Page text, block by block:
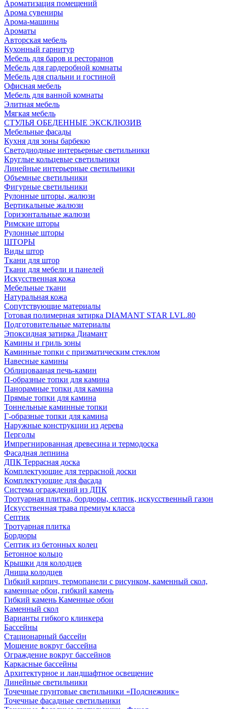
Ароматизация помещений
Арома сувениры
Арома-машины
Ароматы
Авторская мебель
Кухонный гарнитур
Мебель для баров и ресторанов
Мебель для гардеробной комнаты
Мебель для спальни и гостиной
Офисная мебель
Мебель для ванной комнаты
Элитная мебель
Мягкая мебель
СТУЛЬЯ ОБЕДЕННЫЕ ЭКСКЛЮЗИВ
Мебельные фасады
Кухня для зоны барбекю
Светодиодные интерьерные светильники
Круглые кольцевые светильники
Линейные интерьерные светильники
Объемные светильники
Фигурные светильники
Рулонные шторы, жалюзи
Вертикальные жалюзи
Горизонтальные жалюзи
Римские шторы
Рулонные шторы
ШТОРЫ
Виды штор
Ткани для штор
Ткани для мебели и панелей
Искусственная кожа
Мебельные ткани
Натуральная кожа
Сопутствующие материалы
Готовая полимерная затирка DIAMANT STAR LVL.80
Подготовительные материалы
Эпоксидная затирка Диамант
Камины и гриль зоны
Каминные топки с призматическим стеклом
Навесные камины
Облицовааная печь-камин
П-образные топки для камина
Панорамные топки для камина
Прямые топки для камина
Тоннельные каминные топки
Г-образные топки для камина
Наружные конструкции из дерева
Перголы
Импрегнированная древесина и термодоска
Фасадная лепнина
ДПК Террасная доска
Комплектующие для террасной доски
Комплектующие для фасада
Система ограждений из ДПК
Тротуарная плитка, бордюры, септик, искусственный газон
Искусственная трава премиум класса
Септик
Тротуарная плитка
Бордюры
Септик из бетонных колец
Бетонное кольцо
Крышки для колодцев
Днища колодцев
Гибкий кирпич, термопанели с рисунком, каменный скол,
каменные обои, гибкий камень
Гибкий камень Каменные обои
Каменный скол
Варианты гибкого клинкера
Бассейны
Стационарный бассейн
Мощение вокруг бассейна
Ограждение вокруг бассейнов
Каркасные бассейны
Архитектурное и ландшафтное освещение
Линейные светильники
Точечные грунтовые светильники «Подснежник»
Точечные фасадные светильники